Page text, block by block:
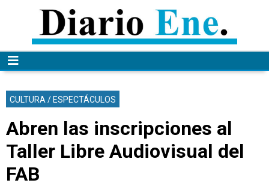
CULTURA / ESPECTÁCULOS
Abren las inscripciones al
Taller Libre Audiovisual del
FAB